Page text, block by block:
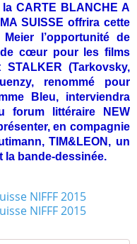
CARTE BLANCHE A
SUISSE offrira cette
l’opportunité de
cœur pour les films
(Tarkovsky,
renommé pour
Bleu, interviendra
littéraire NEW
en compagnie
TIM&LEON, un
la bande-dessinée.